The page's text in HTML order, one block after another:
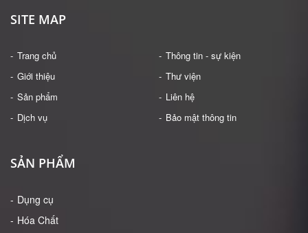
SITE MAP
Trang chủ
Giới thiệu
Sản phẩm
Dịch vụ
Thông tin - sự kiện
Thư viện
Liên hệ
Bảo mật thông tin
SẢN PHẨM
Dụng cụ
Hóa Chất